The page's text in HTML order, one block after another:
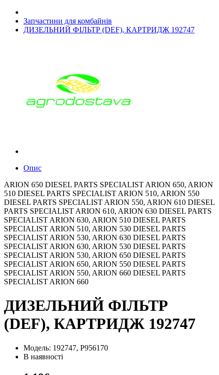
Запчастини для комбайнів
ДИЗЕЛЬНИЙ ФІЛЬТР (DEF), КАРТРИДЖ 192747
Опис
ARION 650 DIESEL PARTS SPECIALIST ARION 650, ARION
510 DIESEL PARTS SPECIALIST ARION 510, ARION 550
DIESEL PARTS SPECIALIST ARION 550, ARION 610 DIESEL
PARTS SPECIALIST ARION 610, ARION 630 DIESEL PARTS
SPECIALIST ARION 630, ARION 510 DIESEL PARTS
SPECIALIST ARION 510, ARION 530 DIESEL PARTS
SPECIALIST ARION 530, ARION 630 DIESEL PARTS
SPECIALIST ARION 630, ARION 530 DIESEL PARTS
SPECIALIST ARION 530, ARION 650 DIESEL PARTS
SPECIALIST ARION 650, ARION 550 DIESEL PARTS
SPECIALIST ARION 550, ARION 660 DIESEL PARTS
SPECIALIST ARION 660
ДИЗЕЛЬНИЙ ФІЛЬТР
(DEF), КАРТРИДЖ 192747
Модель: 192747, P956170
В наявності